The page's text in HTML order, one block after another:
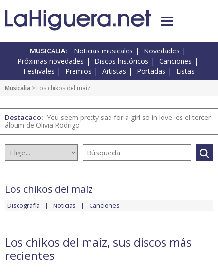
MUSICALIA: Noticias musicales
Novedades
Próximas novedades
Discos históricos
Canciones
Festivales
Premios Artistas Portadas Listas
Musicalia > Los chikos del maíz
Destacado: 'You seem pretty sad for a girl so in love' es el tercer
álbum de Olivia Rodrigo
Los chikos del maíz
Discografía Noticias Canciones
Los chikos del maíz, sus discos más
recientes